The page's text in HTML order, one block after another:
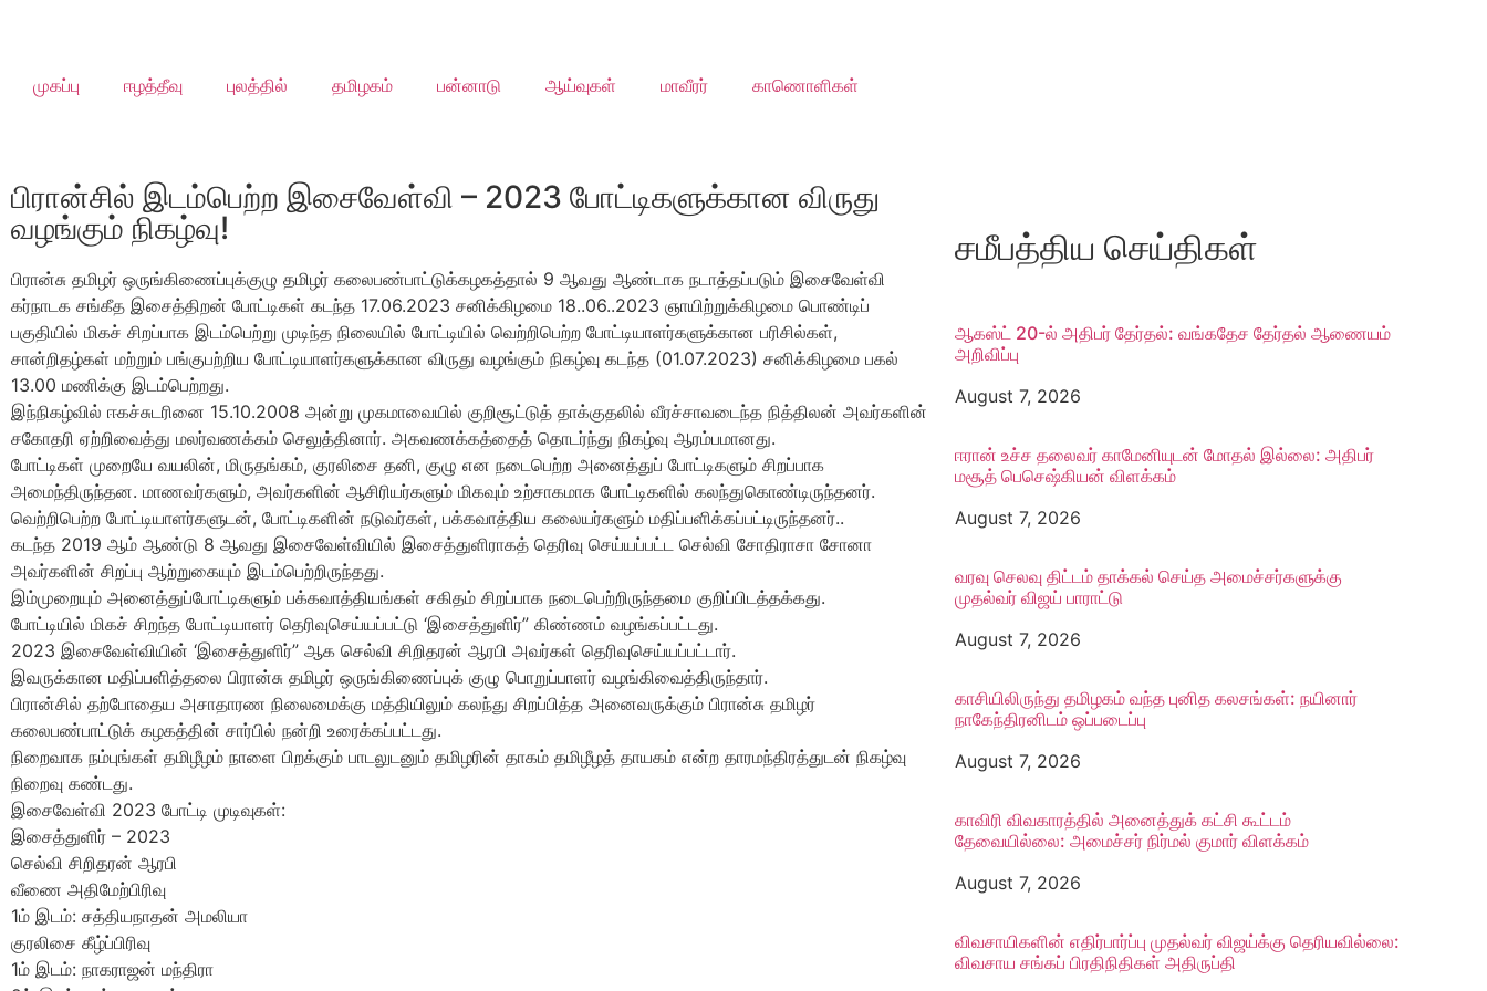
முகப்பு ஈழத்தீவு புலத்தில் தமிழகம் பன்னாடு ஆய்வுகள் மாவீரர் காணொளிகள்
பிரான்சில் இடம்பெற்ற இசைவேள்வி – 2023 போட்டிகளுக்கான விருது
வழங்கும் நிகழ்வு!
பிரான்சு தமிழர் ஒருங்கிணைப்புக்குழு தமிழர் கலைபண்பாட்டுக்கழகத்தால் 9 ஆவது ஆண்டாக நடாத்தப்படும் இசைவேள்வி
கர்நாடக சங்கீத இசைத்திறன் போட்டிகள் கடந்த 17.06.2023 சனிக்கிழமை 18..06..2023 ஞாயிற்றுக்கிழமை பொண்டிப்
பகுதியில் மிகச் சிறப்பாக இடம்பெற்று முடிந்த நிலையில் போட்டியில் வெற்றிபெற்ற போட்டியாளர்களுக்கான பரிசில்கள்,
சான்றிதழ்கள் மற்றும் பங்குபற்றிய போட்டியாளர்களுக்கான விருது வழங்கும் நிகழ்வு கடந்த (01.07.2023) சனிக்கிழமை பகல்
13.00 மணிக்கு இடம்பெற்றது.
இந்நிகழ்வில் ஈகச்சுடரினை 15.10.2008 அன்று முகமாவையில் குறிசூட்டுத் தாக்குதலில் வீரச்சாவடைந்த நித்திலன் அவர்களின்
சகோதரி ஏற்றிவைத்து மலர்வணக்கம் செலுத்தினார். அகவணக்கத்தைத் தொடர்ந்து நிகழ்வு ஆரம்பமானது.
போட்டிகள் முறையே வயலின், மிருதங்கம், குரலிசை தனி, குழு என நடைபெற்ற அனைத்துப் போட்டிகளும் சிறப்பாக
அமைந்திருந்தன. மாணவர்களும், அவர்களின் ஆசிரியர்களும் மிகவும் உற்சாகமாக போட்டிகளில் கலந்துகொண்டிருந்தனர்.
வெற்றிபெற்ற போட்டியாளர்களுடன், போட்டிகளின் நடுவர்கள், பக்கவாத்திய கலையர்களும் மதிப்பளிக்கப்பட்டிருந்தனர்..
கடந்த 2019 ஆம் ஆண்டு 8 ஆவது இசைவேள்வியில் இசைத்துளிராகத் தெரிவு செய்யப்பட்ட செல்வி சோதிராசா சோனா
அவர்களின் சிறப்பு ஆற்றுகையும் இடம்பெற்றிருந்தது.
இம்முறையும் அனைத்துப்போட்டிகளும் பக்கவாத்தியங்கள் சகிதம் சிறப்பாக நடைபெற்றிருந்தமை குறிப்பிடத்தக்கது.
போட்டியில் மிகச் சிறந்த போட்டியாளர் தெரிவுசெய்யப்பட்டு ‘இசைத்துளிர்” கிண்ணம் வழங்கப்பட்டது.
2023 இசைவேள்வியின் ‘இசைத்துளிர்” ஆக செல்வி சிறிதரன் ஆரபி அவர்கள் தெரிவுசெய்யப்பட்டார்.
இவருக்கான மதிப்பளித்தலை பிரான்சு தமிழர் ஒருங்கிணைப்புக் குழு பொறுப்பாளர் வழங்கிவைத்திருந்தார்.
பிரான்சில் தற்போதைய அசாதாரண நிலைமைக்கு மத்தியிலும் கலந்து சிறப்பித்த அனைவருக்கும் பிரான்சு தமிழர்
கலைபண்பாட்டுக் கழகத்தின் சார்பில் நன்றி உரைக்கப்பட்டது.
நிறைவாக நம்புங்கள் தமிழீழம் நாளை பிறக்கும் பாடலுடனும் தமிழரின் தாகம் தமிழீழத் தாயகம் என்ற தாரமந்திரத்துடன் நிகழ்வு
நிறைவு கண்டது.
இசைவேள்வி 2023 போட்டி முடிவுகள்:
இசைத்துளிர் – 2023
செல்வி சிறிதரன் ஆரபி
வீணை அதிமேற்பிரிவு
1ம் இடம்: சத்தியநாதன் அமலியா
குரலிசை கீழ்ப்பிரிவு
1ம் இடம்: நாகராஜன் மந்திரா
சமீபத்திய செய்திகள்
ஆகஸ்ட் 20-ல் அதிபர் தேர்தல்: வங்கதேச தேர்தல் ஆணை​யம்
அறிவிப்பு
August 7, 2026
ஈரான் உச்ச தலை​வர் காமேனியுடன் மோதல் இல்லை: அதிபர்
மசூத் பெசெஷ்கியன் விளக்கம்
August 7, 2026
வரவு செலவு திட்டம் தாக்கல் செய்த அமைச்சர்களுக்கு
முதல்வர் விஜய் பாராட்டு
August 7, 2026
காசியிலிருந்து தமிழகம் வந்த புனித கலசங்கள்: நயினார்
நாகேந்திரனிடம் ஒப்படைப்பு
August 7, 2026
காவிரி விவகாரத்தில் அனைத்துக் கட்சி கூட்டம்
தேவையில்லை: அமைச்சர் நிர்மல் குமார் விளக்கம்
August 7, 2026
விவசாயிகளின் எதிர்பார்ப்பு முதல்வர் விஜய்க்கு தெரியவில்லை:
விவசாய சங்கப் பிரதிநிதிகள் அதிருப்தி